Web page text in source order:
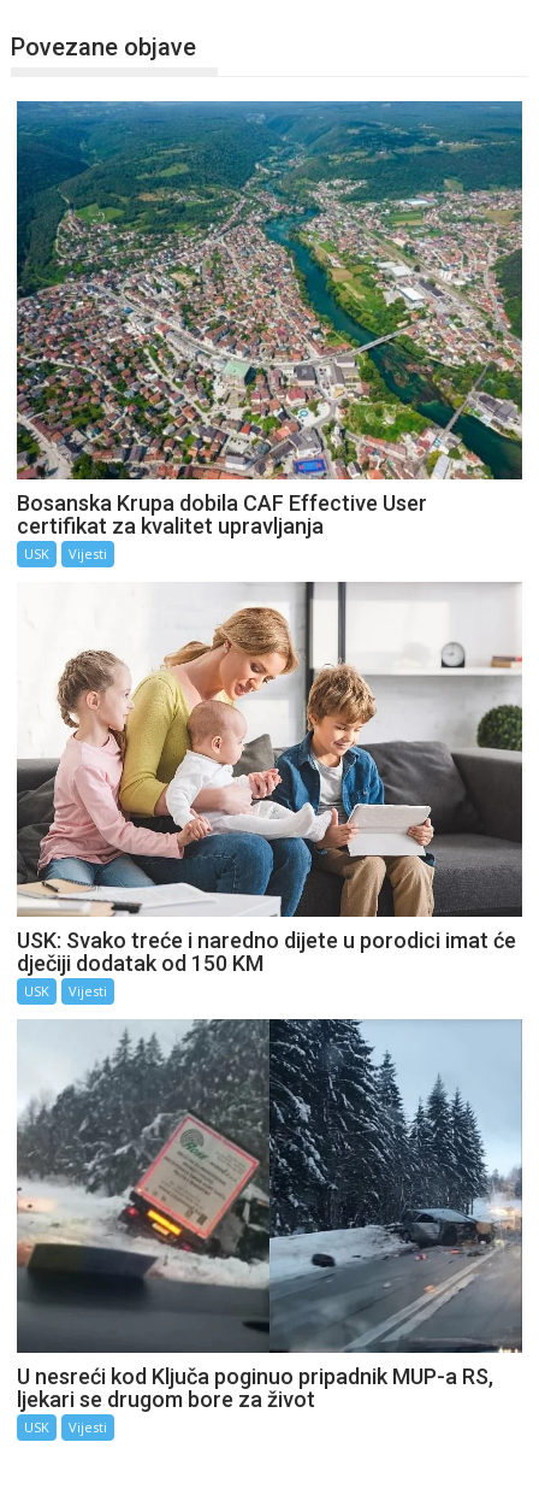
Povezane objave
Bosanska Krupa dobila CAF Effective User
certifikat za kvalitet upravljanja
USK Vijesti
USK: Svako treće i naredno dijete u porodici imat će
dječiji dodatak od 150 KM
USK Vijesti
U nesreći kod Ključa poginuo pripadnik MUP-a RS,
ljekari se drugom bore za život
USK Vijesti